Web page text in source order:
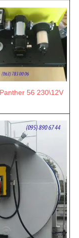
56 230\12V